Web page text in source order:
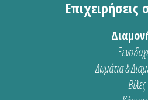
Δωμάτια &
Βίλες